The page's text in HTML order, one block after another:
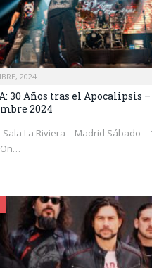
2024
30 Años tras el Apocalipsis
2024
Sala La Riviera – Madrid Sábado –
On…